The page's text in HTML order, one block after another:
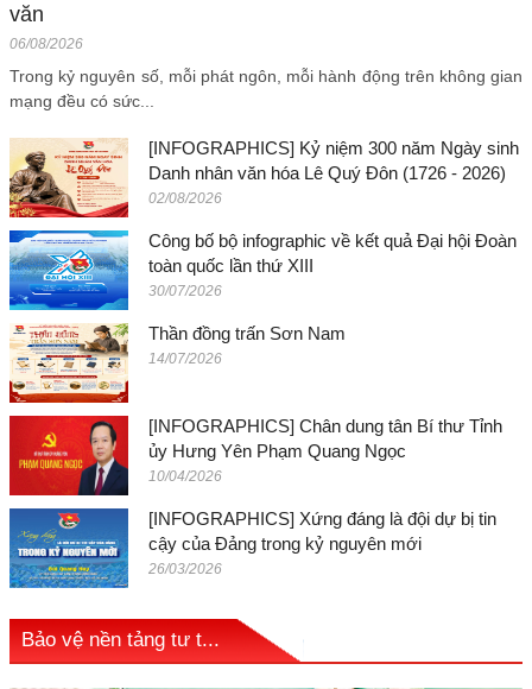
văn
06/08/2026
Trong kỷ nguyên số, mỗi phát ngôn, mỗi hành động trên không gian
mạng đều có sức...
[INFOGRAPHICS] Kỷ niệm 300 năm Ngày sinh
Danh nhân văn hóa Lê Quý Đôn (1726 - 2026)
02/08/2026
Công bố bộ infographic về kết quả Đại hội Đoàn
toàn quốc lần thứ XIII
30/07/2026
Thần đồng trấn Sơn Nam
14/07/2026
[INFOGRAPHICS] Chân dung tân Bí thư Tỉnh
ủy Hưng Yên Phạm Quang Ngọc
10/04/2026
[INFOGRAPHICS] Xứng đáng là đội dự bị tin
cậy của Đảng trong kỷ nguyên mới
26/03/2026
Bảo vệ nền tảng tư t...